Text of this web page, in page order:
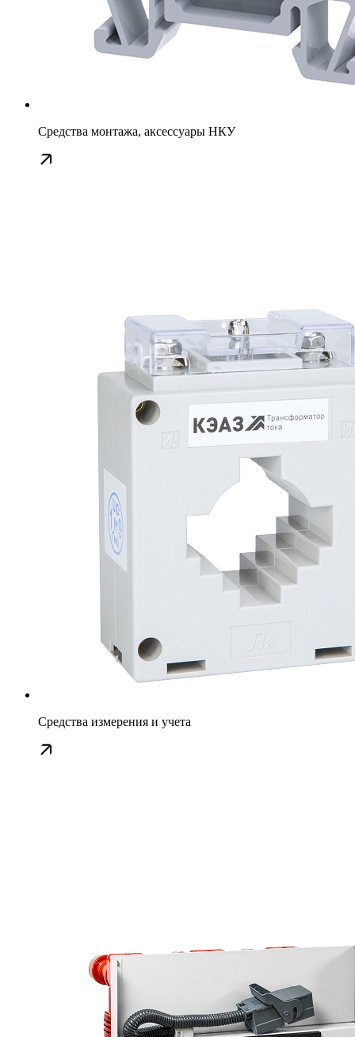
Средства монтажа, аксессуары НКУ
Средства измерения и учета